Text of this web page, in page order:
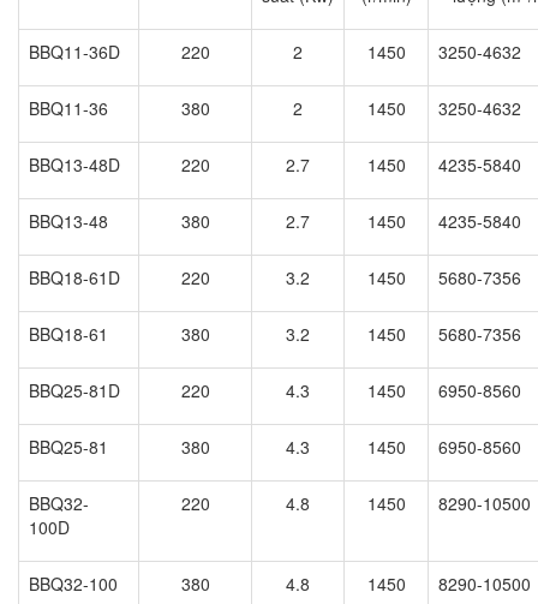
BBQ11-36D 220 2 1450 3250-4632
BBQ11-36 380 2 1450 3250-4632
BBQ13-48D 220 2.7 1450 4235-5840
BBQ13-48 380 2.7 1450 4235-5840
BBQ18-61D 220 3.2 1450 5680-7356
BBQ18-61 380 3.2 1450 5680-7356
BBQ25-81D 220 4.3 1450 6950-8560
BBQ25-81 380 4.3 1450 6950-8560
BBQ32-
100D
220 4.8 1450 8290-10500
BBQ32-100 380 4.8 1450 8290-10500